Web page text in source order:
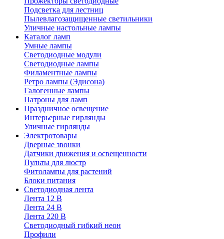
Подсветка для лестниц
Пылевлагозащищенные светильники
Уличные настольные лампы
Каталог ламп
Умные лампы
Светодиодные модули
Светодиодные лампы
Филаментные лампы
Ретро лампы (Эдисона)
Галогенные лампы
Патроны для ламп
Праздничное освещение
Интерьерные гирлянды
Уличные гирлянды
Электротовары
Дверные звонки
Датчики движения и освещенности
Пульты для люстр
Фитолампы для растений
Блоки питания
Светодиодная лента
Лента 12 В
Лента 24 В
Лента 220 В
Светодиодный гибкий неон
Профили